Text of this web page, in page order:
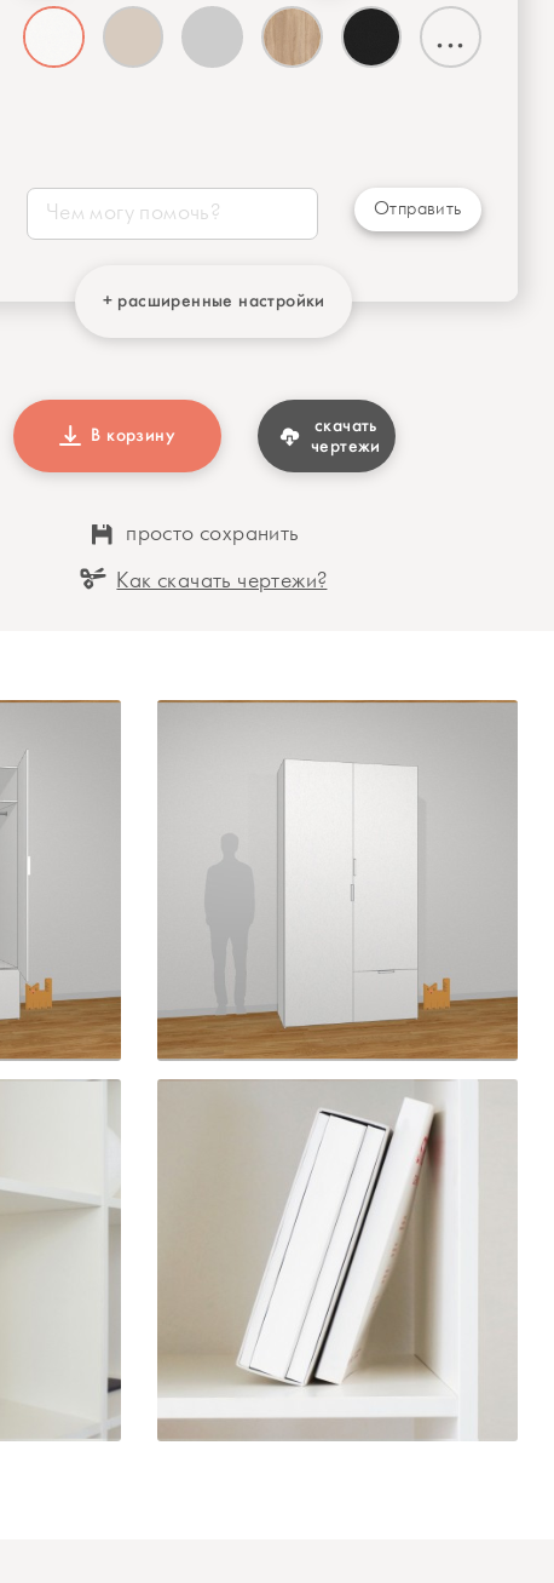
...
Отправить
+ расширенные настройки
В корзину
скачать
чертежи
просто сохранить
Как скачать чертежи?